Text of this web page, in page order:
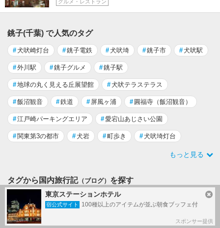
グルメ・レストラン
銚子(千葉) で人気のタグ
#犬吠崎灯台 #銚子電鉄 #犬吠埼 #銚子市 #犬吠駅
#外川駅 #銚子グルメ #銚子駅
#地球の丸く見える丘展望館 #犬吠テラステラス
#飯沼観音 #鉄道 # 屏風ヶ浦 # 圓福寺（飯沼観音）
#江戸崎パーキングエリア #愛宕山あじさい公園
# 関東第3の都市 #犬岩 #町歩き #犬吠埼灯台
もっと見る
タグから国内旅行記（ブログ） を探す
鉄道
タグ一覧
東京ステーションホテル
宿公式サイト 100種以上のアイテムが並ぶ朝食ブッフェ付
スポンサー提供